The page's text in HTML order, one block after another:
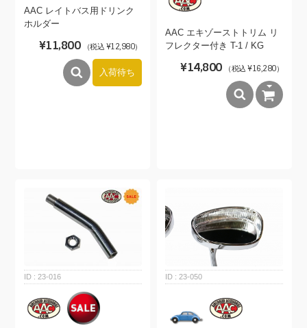
AAC レイトバス用ドリンク
ホルダー
¥11,800 （税込 ¥12,980）
入荷待ち
AAC エキゾーストトリム リ
フレクター付き T-1 / KG
¥14,800 （税込 ¥16,280）
23-016 23-050